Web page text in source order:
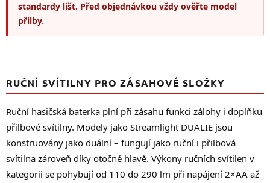
standardy lišt. Před objednávkou vždy ověřte model
přilby.
RUČNÍ SVÍTILNY PRO ZÁSAHOVÉ SLOŽKY
Ruční hasičská baterka plní při zásahu funkci zálohy i doplňku
přilbové svítilny. Modely jako Streamlight DUALIE jsou
konstruovány jako duální – fungují jako ruční i přilbová
svítilna zároveň díky otočné hlavě. Výkony ručních svítilen v
kategorii se pohybují od 110 do 290 lm při napájení 2×AA až